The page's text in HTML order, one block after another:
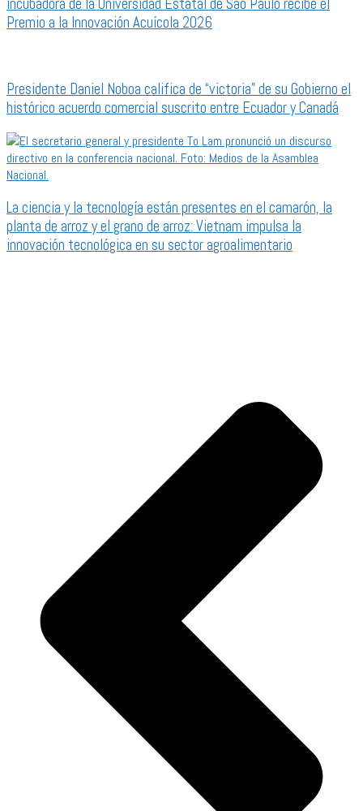
incubadora de la Universidad Estatal de São Paulo recibe el
Premio a la Innovación Acuícola 2026
Presidente Daniel Noboa califica de “victoria” de su Gobierno el
histórico acuerdo comercial suscrito entre Ecuador y Canadá
La ciencia y la tecnología están presentes en el camarón, la
planta de arroz y el grano de arroz: Vietnam impulsa la
innovación tecnológica en su sector agroalimentario